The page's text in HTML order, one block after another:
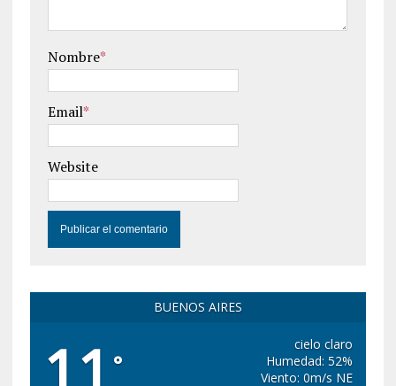
Nombre*
Email*
Website
BUENOS AIRES
°
cielo claro
Humedad: 52%
Viento: 0m/s NE